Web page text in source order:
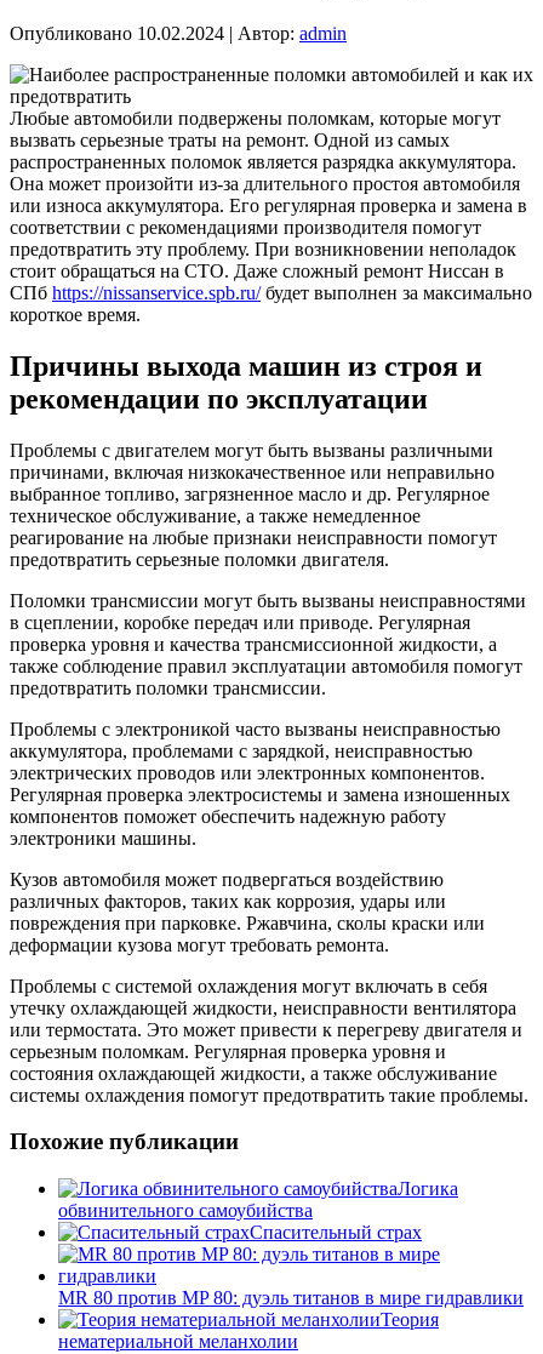
Опубликовано 10.02.2024 | Автор: admin
Любые автомобили подвержены поломкам, которые могут
вызвать серьезные траты на ремонт. Одной из самых
распространенных поломок является разрядка аккумулятора.
Она может произойти из-за длительного простоя автомобиля
или износа аккумулятора. Его регулярная проверка и замена в
соответствии с рекомендациями производителя помогут
предотвратить эту проблему. При возникновении неполадок
стоит обращаться на СТО. Даже сложный ремонт Ниссан в
СПб https://nissanservice.spb.ru/будет выполнен за максимально
короткое время.
Причины выхода машин из строя и
рекомендации по эксплуатации
Проблемы с двигателем могут быть вызваны различными
причинами, включая низкокачественное или неправильно
выбранное топливо, загрязненное масло и др. Регулярное
техническое обслуживание, а также немедленное
реагирование на любые признаки неисправности помогут
предотвратить серьезные поломки двигателя.
Поломки трансмиссии могут быть вызваны неисправностями
в сцеплении, коробке передач или приводе. Регулярная
проверка уровня и качества трансмиссионной жидкости, а
также соблюдение правил эксплуатации автомобиля помогут
предотвратить поломки трансмиссии.
Проблемы с электроникой часто вызваны неисправностью
аккумулятора, проблемами с зарядкой, неисправностью
электрических проводов или электронных компонентов.
Регулярная проверка электросистемы и замена изношенных
компонентов поможет обеспечить надежную работу
электроники машины.
Кузов автомобиля может подвергаться воздействию
различных факторов, таких как коррозия, удары или
повреждения при парковке. Ржавчина, сколы краски или
деформации кузова могут требовать ремонта.
Проблемы с системой охлаждения могут включать в себя
утечку охлаждающей жидкости, неисправности вентилятора
или термостата. Это может привести к перегреву двигателя и
серьезным поломкам. Регулярная проверка уровня и
состояния охлаждающей жидкости, а также обслуживание
системы охлаждения помогут предотвратить такие проблемы.
Похожие публикации
Логика
обвинительного самоубийства
Спасительный страх
MR 80 против MP 80: дуэль титанов в мире гидравлики
Теория
нематериальной меланхолии